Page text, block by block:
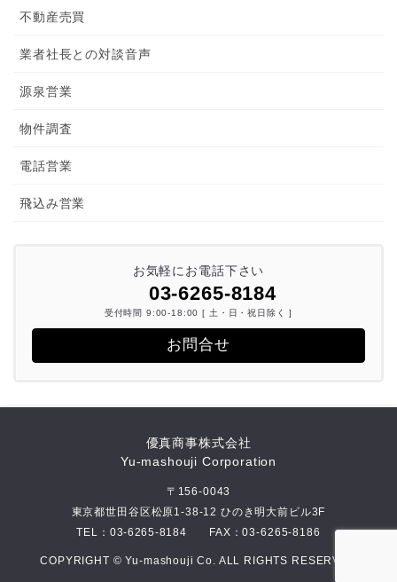
不動産売買
業者社長との対談音声
源泉営業
物件調査
電話営業
飛込み営業
お気軽にお電話下さい
03-6265-8184
受付時間 9:00-18:00 [ 土・日・祝日除く ]
お問合せ
優真商事株式会社
Yu-mashouji Corporation
〒156-0043
東京都世田谷区松原1-38-12 ひのき明大前ビル3F
TEL： 03-6265-8184 FAX：03-6265-8186
COPYRIGHT © Yu-mashouji Co. ALL RIGHTS RESERVED